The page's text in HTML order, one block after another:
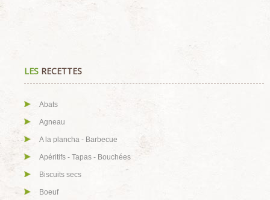
LES RECETTES
Abats
Agneau
A la plancha - Barbecue
Apéritifs - Tapas - Bouchées
Biscuits secs
Boeuf